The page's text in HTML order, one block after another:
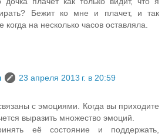
Бежит ко мне и плачет, и так
когда на несколько часов оставляла.
23 апреля 2013 г. в 20:59
с эмоциями. Когда вы приходите
выразить множество эмоций.
её состояние и поддержать,